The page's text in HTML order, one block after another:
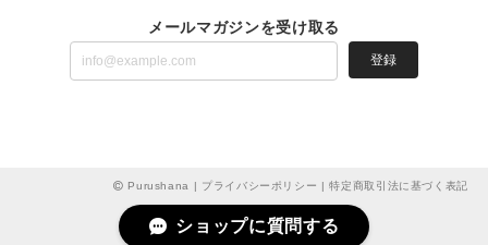
メールマガジンを受け取る
登録
Purushana | プライバシーポリシー |特定商取引法に基づく表記
ショップに質問する